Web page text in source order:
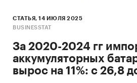
СТАТЬЯ, 14 ИЮЛЯ 2025
BUSINESSTAT
За 2020-2024 гг
аккумуляторных
вырос на 11%: с 26,8